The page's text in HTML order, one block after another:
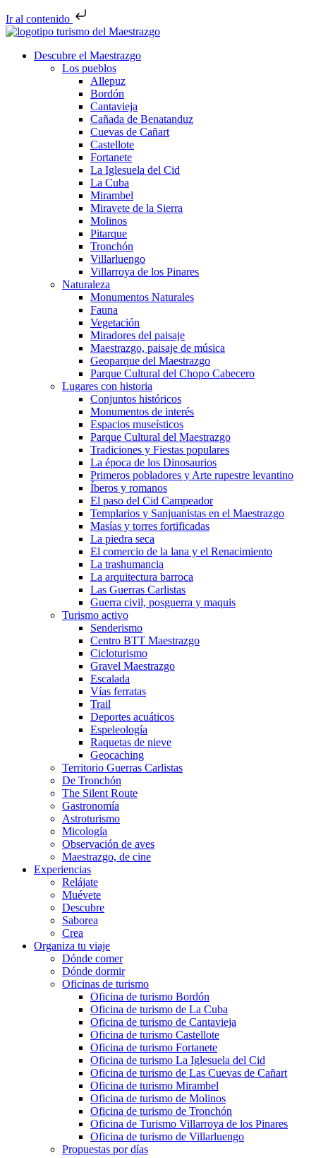
Ir al contenido
Descubre el Maestrazgo
Los pueblos
Allepuz
Bordón
Cantavieja
Cañada de Benatanduz
Cuevas de Cañart
Castellote
Fortanete
La Iglesuela del Cid
La Cuba
Mirambel
Miravete de la Sierra
Molinos
Pitarque
Tronchón
Villarluengo
Villarroya de los Pinares
Naturaleza
Monumentos Naturales
Fauna
Vegetación
Miradores del paisaje
Maestrazgo, paisaje de música
Geoparque del Maestrazgo
Parque Cultural del Chopo Cabecero
Lugares con historia
Conjuntos históricos
Monumentos de interés
Espacios museísticos
Parque Cultural del Maestrazgo
Tradiciones y Fiestas populares
La época de los Dinosaurios
Primeros pobladores y Arte rupestre levantino
Íberos y romanos
El paso del Cid Campeador
Templarios y Sanjuanistas en el Maestrazgo
Masías y torres fortificadas
La piedra seca
El comercio de la lana y el Renacimiento
La trashumancia
La arquitectura barroca
Las Guerras Carlistas
Guerra civil, posguerra y maquis
Turismo activo
Senderismo
Centro BTT Maestrazgo
Cicloturismo
Gravel Maestrazgo
Escalada
Vías ferratas
Trail
Deportes acuáticos
Espeleología
Raquetas de nieve
Geocaching
Territorio Guerras Carlistas
De Tronchón
The Silent Route
Gastronomía
Astroturismo
Micología
Observación de aves
Maestrazgo, de cine
Experiencias
Relájate
Muévete
Descubre
Saborea
Crea
Organiza tu viaje
Dónde comer
Dónde dormir
Oficinas de turismo
Oficina de turismo Bordón
Oficina de turismo de La Cuba
Oficina de turismo de Cantavieja
Oficina de turismo Castellote
Oficina de turismo Fortanete
Oficina de turismo La Iglesuela del Cid
Oficina de turismo de Las Cuevas de Cañart
Oficina de turismo Mirambel
Oficina de turismo de Molinos
Oficina de turismo de Tronchón
Oficina de Turismo Villarroya de los Pinares
Oficina de turismo de Villarluengo
Propuestas por días